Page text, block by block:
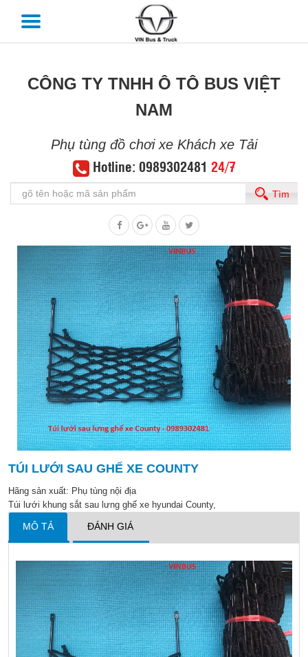
CÔNG TY TNHH Ô TÔ BUS VIỆT
NAM
Phụ tùng đồ chơi xe Khách xe Tải
Hotline: 0989302481 24/7
Tìm
TÚI LƯỚI SAU GHẾ XE COUNTY
Hãng sản xuất: Phụ tùng nội địa
Túi lưới khung sắt sau lưng ghế xe hyundai County,
MÔ TẢ ĐÁNH GIÁ